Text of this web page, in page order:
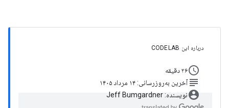
درباره این CODELAB
schedule۲۶ دقیقه
subjectآخرین به‌روزرسانی: ۱۴ مرداد ۱۴۰۵
account_circleنویسنده: Jeff Bumgardner